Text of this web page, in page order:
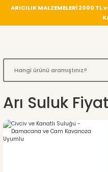
ARICILIK MALZEMELERİ 2000 TL
Arı Suluk